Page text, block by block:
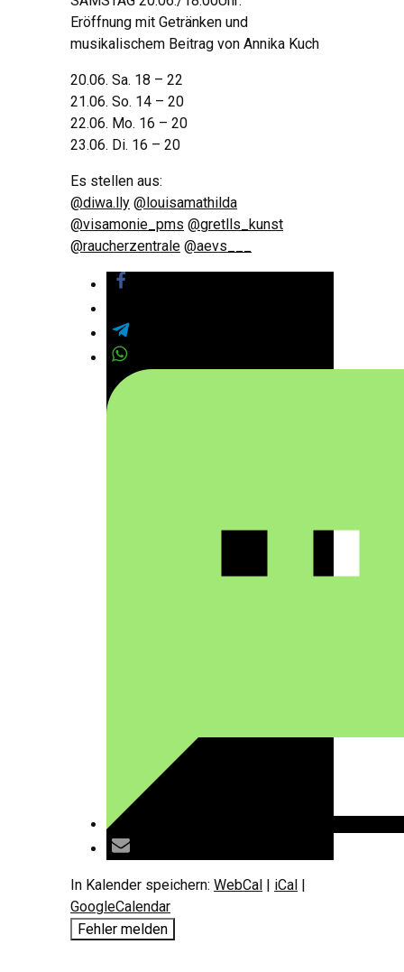
Eröffnung mit Getränken und
musikalischem Beitrag von Annika Kuch
20.06. Sa. 18 – 22
21.06. So. 14 – 20
22.06. Mo. 16 – 20
23.06. Di. 16 – 20
Es stellen aus:
@diwa.lly @louisamathilda
@visamonie_pms @gretlls_kunst
@raucherzentrale @aevs___
In Kalender speichern: WebCal | iCal |
GoogleCalendar
Fehler melden